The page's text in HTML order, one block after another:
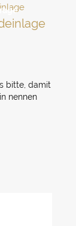
bitte, damit
nennen